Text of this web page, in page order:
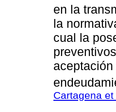
en la
la
cual la
Cartagena